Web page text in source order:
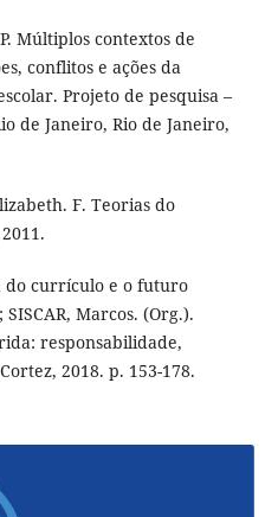
Múltiplos contextos de
conflitos e ações da
Projeto de pesquisa –
de Janeiro, Rio de Janeiro,
F. Teorias do
do currículo e o futuro
Marcos. (Org.).
responsabilidade,
2018. p. 153-178.